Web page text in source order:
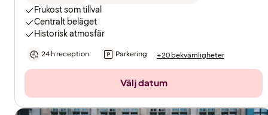
Frukost som tillval
Centralt beläget
Historisk atmosfär
24 h reception Parkering +20 bekvämligheter
Välj datum